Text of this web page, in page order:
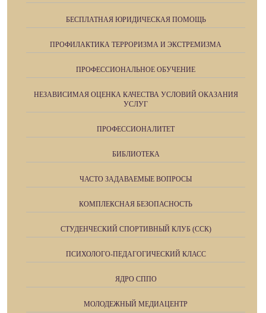
БЕСПЛАТНАЯ ЮРИДИЧЕСКАЯ ПОМОЩЬ
ПРОФИЛАКТИКА ТЕРРОРИЗМА И ЭКСТРЕМИЗМА
ПРОФЕССИОНАЛЬНОЕ ОБУЧЕНИЕ
НЕЗАВИСИМАЯ ОЦЕНКА КАЧЕСТВА УСЛОВИЙ ОКАЗАНИЯ
УСЛУГ
ПРОФЕССИОНАЛИТЕТ
БИБЛИОТЕКА
ЧАСТО ЗАДАВАЕМЫЕ ВОПРОСЫ
КОМПЛЕКСНАЯ БЕЗОПАСНОСТЬ
СТУДЕНЧЕСКИЙ СПОРТИВНЫЙ КЛУБ (ССК)
ПСИХОЛОГО-ПЕДАГОГИЧЕСКИЙ КЛАСС
ЯДРО СППО
МОЛОДЕЖНЫЙ МЕДИАЦЕНТР